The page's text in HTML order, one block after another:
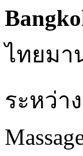
ไทยมา
ระหว่า